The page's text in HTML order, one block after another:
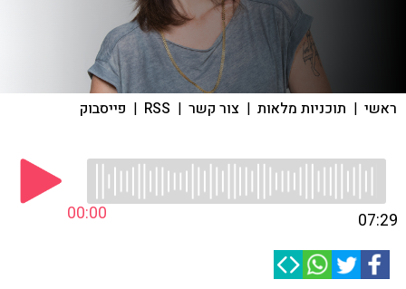
ראשי | תוכניות מלאות | צור קשר |
RSS
| פייסבוק
00:00 07:29